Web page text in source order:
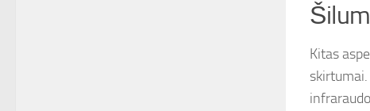
Kitas